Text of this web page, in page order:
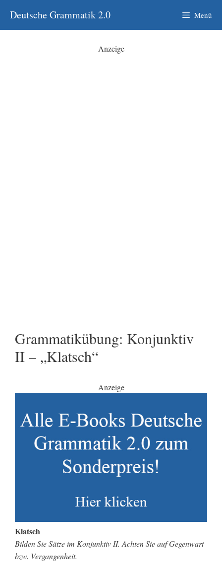
Inhalt
springen
Deutsche Grammatik 2.0 Menü
Anzeige
Grammatikübung: Konjunktiv
II – „Klatsch“
Anzeige
Klatsch
Bilden Sie Sätze im Konjunktiv II. Achten Sie auf Gegenwart
bzw. Vergangenheit.